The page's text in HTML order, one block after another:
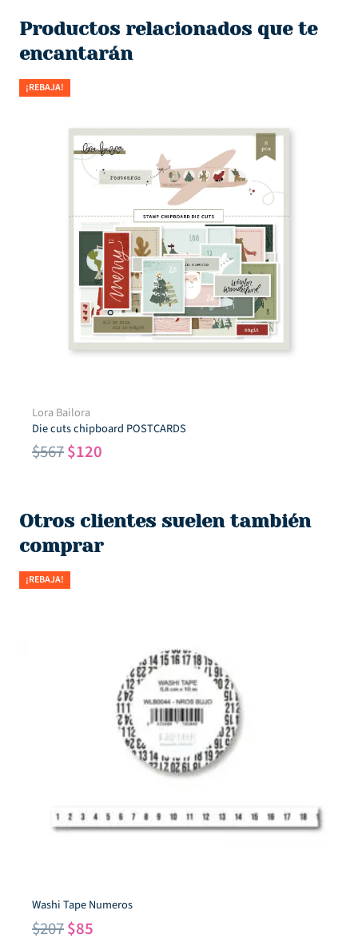
Productos relacionados que te
encantarán
¡REBAJA!
Lora Bailora
Die cuts chipboard POSTCARDS
$567El
era:
$567.
$120
es:
$120.
Otros clientes suelen también
comprar
¡REBAJA!
Washi Tape Numeros
$207El
$85